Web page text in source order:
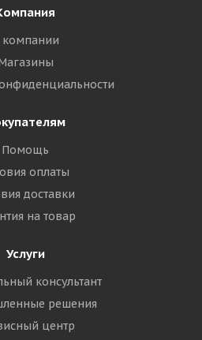
Помощь
оплаты
доставки
на товар
Услуги
консультант
решения
центр